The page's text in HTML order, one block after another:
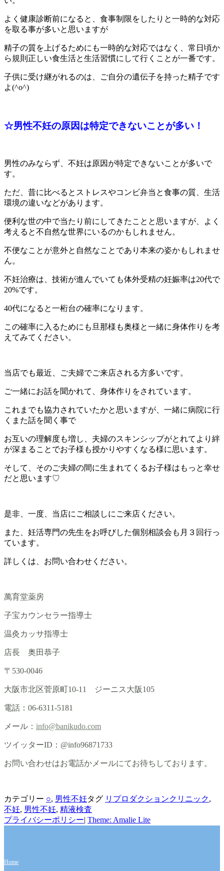
よく健康診断前になると、食事制限をしたりと一時的な対応
を取る事が多いと思いますが
精子の質を上げるためにも一時的な対応ではなく、常日頃か
ら規則正しい食生活と生活習慣にして行くことが一番です。
子供に受け継がれるのは、ご自分の遺伝子を持った精子です
よ(^o^)
☆男性不妊の原因は特定できないことが多い！
男性のみならず、不妊は原因が特定できないことが多いで
す。
ただ、昔に比べるとストレスやコンビ弁当と食事の質、生活
環境の違いなどがあります。
便利な世の中で当たり前にしてきたことと思いますが、よく
考えると不自然な世界にいるのかもしれません。
不便なことが意外と自然なことであり本来の姿かもしれませ
ん。
不妊治療は、技術が進んでいても体外受精の妊娠率は20代で
20%です。
40代になると一桁台の確率になります。
この確率に入るためにも旦那様も奥様と一緒に身体作りを考
えてみてください。
当店でも最近、ご夫婦でご来店される方多いです。
ご一緒にお話を聞かれて、身体作りをされています。
これまでも協力されていたかと思いますが、一緒に病院に行
くまた話を聞く事で
お互いの理解度も増し、夫婦のスキンシップがとれてより絆
が深まることでお子様も授かりやすくなる様に思います。
そして、そのご夫婦の間に生まれてくるお子様はもっと幸せ
だと思います♡
是非、一度、当店にご相談しにご来店ください。
また、妊活専門の先生をお呼びした個別相談会も月３回行っ
ています。
詳しくは、お問い合わせください。
萬育堂薬房
子宝カウンセラー指導士
温灸カッサ指導士
店長 奥田恭子
〒530-0046
大阪市北区菅原町10-11 ジーニス大阪105
電話：06-6311-5181
メール： info@banikudo.com
ツイッターID：@info96871733
お問い合わせはお電話かメールにてお待ちしております。
カテゴリー ○, 男性不妊タグ リプロダクションクリニック,
不妊, 男性不妊, 精液検査
プライバシーポリシー| Theme: Amalie Lite
Home